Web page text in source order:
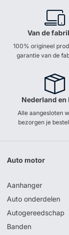
Van de
100% origineel
garantie van de
Nederland en
Alle aangesloten
bezorgen je
Auto motor
Aanhanger
Auto onderdelen
Autogereedschap
Banden